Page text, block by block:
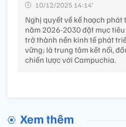
10/12/2025 14:14’
Nghị quyết về kế hoạch phát
năm 2026-2030 đặt mục
trở thành nền kinh tế phát
vững; là trung tâm kết nối,
chiến lược với Campuchia.
Xem thêm